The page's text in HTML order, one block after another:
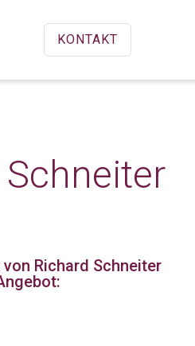
KONTAKT
von Richard Schneiter